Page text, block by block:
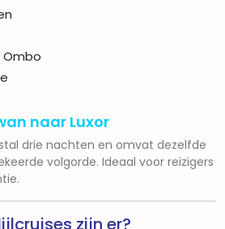
Ombo
naar Luxor
drie nachten en omvat dezelfde
volgorde. Ideaal voor reizigers
zijn er?